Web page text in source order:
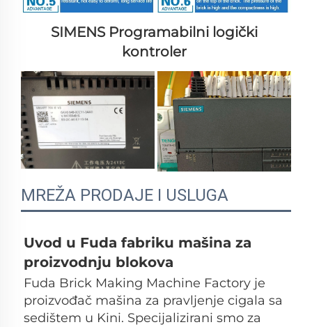
SIMENS Programabilni logički
kontroler
MREŽA PRODAJE I USLUGA
Uvod u Fuda fabriku mašina za
proizvodnju blokova
Fuda Brick Making Machine Factory je
proizvođač mašina za pravljenje cigala sa
sedištem u Kini. Specijalizirani smo za